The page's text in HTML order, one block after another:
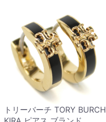
トリーバーチ TORY BURCH